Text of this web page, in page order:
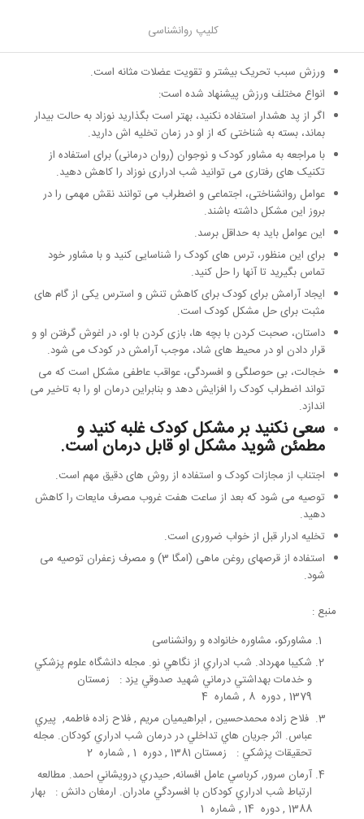
کلیپ روانشناسی
از تکنیک های انگیزشی در این زمینه استفاده
ورزش سبب تحریک بیشتر و تقویت عضلات مثانه است.
انواع مختلف ورزش پیشنهاد شده است:
اگر از پد هشدار استفاده نکنید، بهتر است بگذارید نوزاد به حالت بیدار
بماند، بسته به شناختی که از او در زمان تخلیه اش دارید.
با مراجعه به مشاور کودک و نوجوان (روان درمانی) برای استفاده از
تکنیک های رفتاری می توانید شب ادراری نوزاد را کاهش دهید.
عوامل روانشناختی، اجتماعی و اضطراب می توانند نقش مهمی را در
بروز این مشکل داشته باشند.
این عوامل باید به حداقل برسد.
برای این منظور، ترس های کودک را شناسایی کنید و با مشاور خود
تماس بگیرید تا آنها را حل کنید.
ایجاد آرامش برای کودک برای کاهش تنش و استرس یکی از گام های
مثبت برای حل مشکل کودک است.
داستان، صحبت کردن با بچه ها، بازی کردن با او، در اغوش گرفتن او و
قرار دادن او در محیط های شاد، موجب آرامش در کودک می شود.
خجالت، بی حوصلگی و افسردگی، عواقب عاطفی مشکل است که می
تواند اضطراب کودک را افزایش دهد و بنابراین درمان او را به تاخیر می
اندازد.
سعی نکنید بر مشکل کودک غلبه کنید و
مطمئن شوید مشکل او قابل درمان است.
اجتناب از مجازات کودک و استفاده از روش های دقیق مهم است.
توصیه می شود که بعد از ساعت هفت غروب مصرف مایعات را کاهش
دهید.
تخلیه ادرار قبل از خواب ضروری است.
استفاده از قرصهای روغن ماهی (امگا 3) و مصرف زعفران توصیه می
شود.
منبع :
مشاورکو، مشاوره خانواده و روانشناسی
شكيبا مهرداد. شب ادراري از نگاهي نو. مجله دانشگاه علوم پزشکي
و خدمات بهداشتي درماني شهيد صدوقي يزد : زمستان
1379 , دوره 8 , شماره 4
فلاح‌ زاده محمدحسين , ابراهيميان مريم , فلاح زاده فاطمه, پيري
عباس. اثر جريان هاي تداخلي در درمان شب ادراري كودكان. مجله
تحقيقات پزشكي : زمستان 1381 , دوره 1 , شماره 2
آرمان سرور, كرباسي عامل افسانه, حيدري درويشاني احمد. مطالعه
ارتباط شب ادراري کودکان با افسردگي مادران. ارمغان دانش : بهار
1388 , دوره 14 , شماره 1